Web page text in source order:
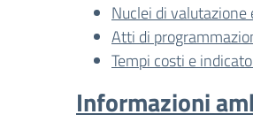
Nuclei di
Atti di
Tempi costi e
Informazioni